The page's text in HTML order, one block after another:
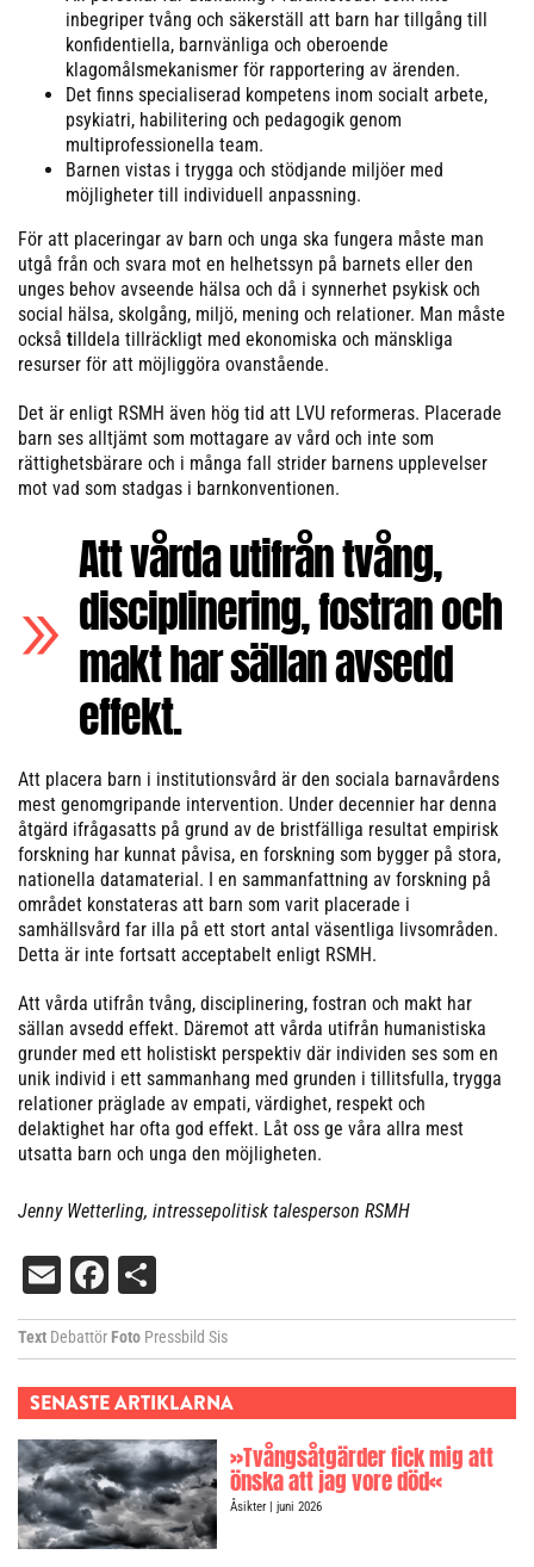
inbegriper tvång och säkerställ att barn har tillgång till
konfidentiella, barnvänliga och oberoende
klagomålsmekanismer för rapportering av ärenden.
Det finns specialiserad kompetens inom socialt arbete,
psykiatri, habilitering och pedagogik genom
multiprofessionella team.
Barnen vistas i trygga och stödjande miljöer med
möjligheter till individuell anpassning.
För att placeringar av barn och unga ska fungera måste man
utgå från och svara mot en helhetssyn på barnets eller den
unges behov avseende hälsa och då i synnerhet psykisk och
social hälsa, skolgång, miljö, mening och relationer. Man måste
också tilldela tillräckligt med ekonomiska och mänskliga
resurser för att möjliggöra ovanstående.
Det är enligt RSMH även hög tid att LVU reformeras. Placerade
barn ses alltjämt som mottagare av vård och inte som
rättighetsbärare och i många fall strider barnens upplevelser
mot vad som stadgas i barnkonventionen.
Att vårda utifrån tvång,
disciplinering, fostran och
makt har sällan avsedd
effekt.
Att placera barn i institutionsvård är den sociala barnavårdens
mest genomgripande intervention. Under decennier har denna
åtgärd ifrågasatts på grund av de bristfälliga resultat empirisk
forskning har kunnat påvisa, en forskning som bygger på stora,
nationella datamaterial. I en sammanfattning av forskning på
området konstateras att barn som varit placerade i
samhällsvård far illa på ett stort antal väsentliga livsområden.
Detta är inte fortsatt acceptabelt enligt RSMH.
Att vårda utifrån tvång, disciplinering, fostran och makt har
sällan avsedd effekt. Däremot att vårda utifrån humanistiska
grunder med ett holistiskt perspektiv där individen ses som en
unik individ i ett sammanhang med grunden i tillitsfulla, trygga
relationer präglade av empati, värdighet, respekt och
delaktighet har ofta god effekt. Låt oss ge våra allra mest
utsatta barn och unga den möjligheten.
Jenny Wetterling, intressepolitisk talesperson RSMH
EmailFacebook
Text Debattör Foto Pressbild Sis
SENASTE ARTIKLARNA
»Tvångsåtgärder fick mig att
önska att jag vore död«
Åsikter| juni 2026